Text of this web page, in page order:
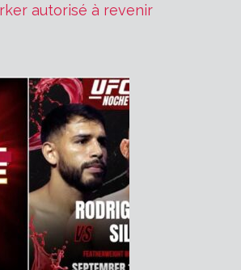
autorisé à revenir